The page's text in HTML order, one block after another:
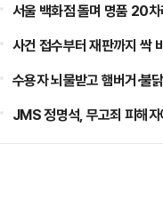
서울 백화점 돌며 명품 20
사건 접수부터 재판까지 싹
수용자 뇌물받고 햄버거·불
JMS 정명석, 무고죄 피해